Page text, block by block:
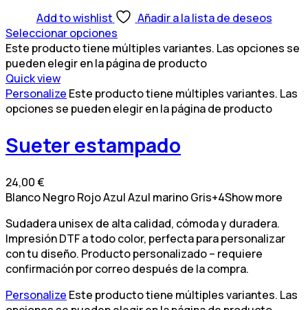
Add to wishlist
Añadir a la lista de deseos
Seleccionar opciones
Este producto tiene múltiples variantes. Las opciones se
pueden elegir en la página de producto
Quick view
Personalize Este producto tiene múltiples variantes. Las
opciones se pueden elegir en la página de producto
Sueter estampado
24,00€
BlancoNegroRojoAzulAzul marinoGris+4Show more
Sudadera unisex de alta calidad, cómoda y duradera.
Impresión DTF a todo color, perfecta para personalizar
con tu diseño. Producto personalizado – requiere
confirmación por correo después de la compra.
Personalize Este producto tiene múltiples variantes. Las